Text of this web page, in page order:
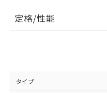
定格/性能
タイプ